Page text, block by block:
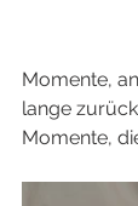
Momente,
lange
Momente,